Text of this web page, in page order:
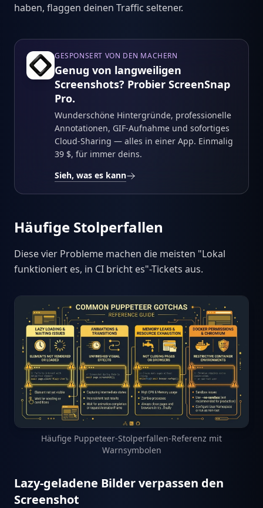
haben, flaggen deinen Traffic seltener.
GESPONSERT VON DEN MACHERN
Genug von langweiligen
Screenshots? Probier ScreenSnap
Pro.
Wunderschöne Hintergründe, professionelle
Annotationen, GIF-Aufnahme und sofortiges
Cloud-Sharing — alles in einer App. Einmalig
39 $, für immer deins.
Sieh, was es kann
Häufige Stolperfallen
Diese vier Probleme machen die meisten "Lokal
funktioniert es, in CI bricht es"-Tickets aus.
Häufige Puppeteer-Stolperfallen-Referenz mit
Warnsymbolen
Lazy-geladene Bilder verpassen den
Screenshot